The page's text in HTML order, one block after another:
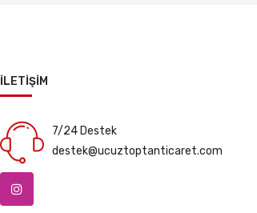
İLETİŞİM
7/24 Destek
destek@ucuztoptanticaret.com